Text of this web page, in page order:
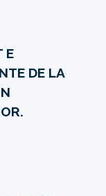
E
DE LA